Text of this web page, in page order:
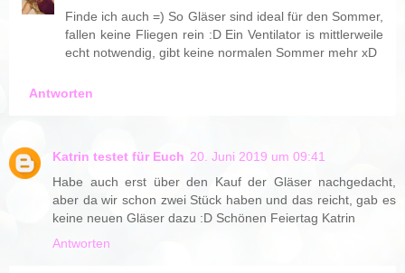
Finde ich auch =) So Gläser sind ideal für den Sommer,
fallen keine Fliegen rein :D Ein Ventilator is mittlerweile
echt notwendig, gibt keine normalen Sommer mehr xD
Antworten
Katrin testet für Euch 20. Juni 2019 um 09:41
Habe auch erst über den Kauf der Gläser nachgedacht,
aber da wir schon zwei Stück haben und das reicht, gab es
keine neuen Gläser dazu :D Schönen Feiertag Katrin
Antworten